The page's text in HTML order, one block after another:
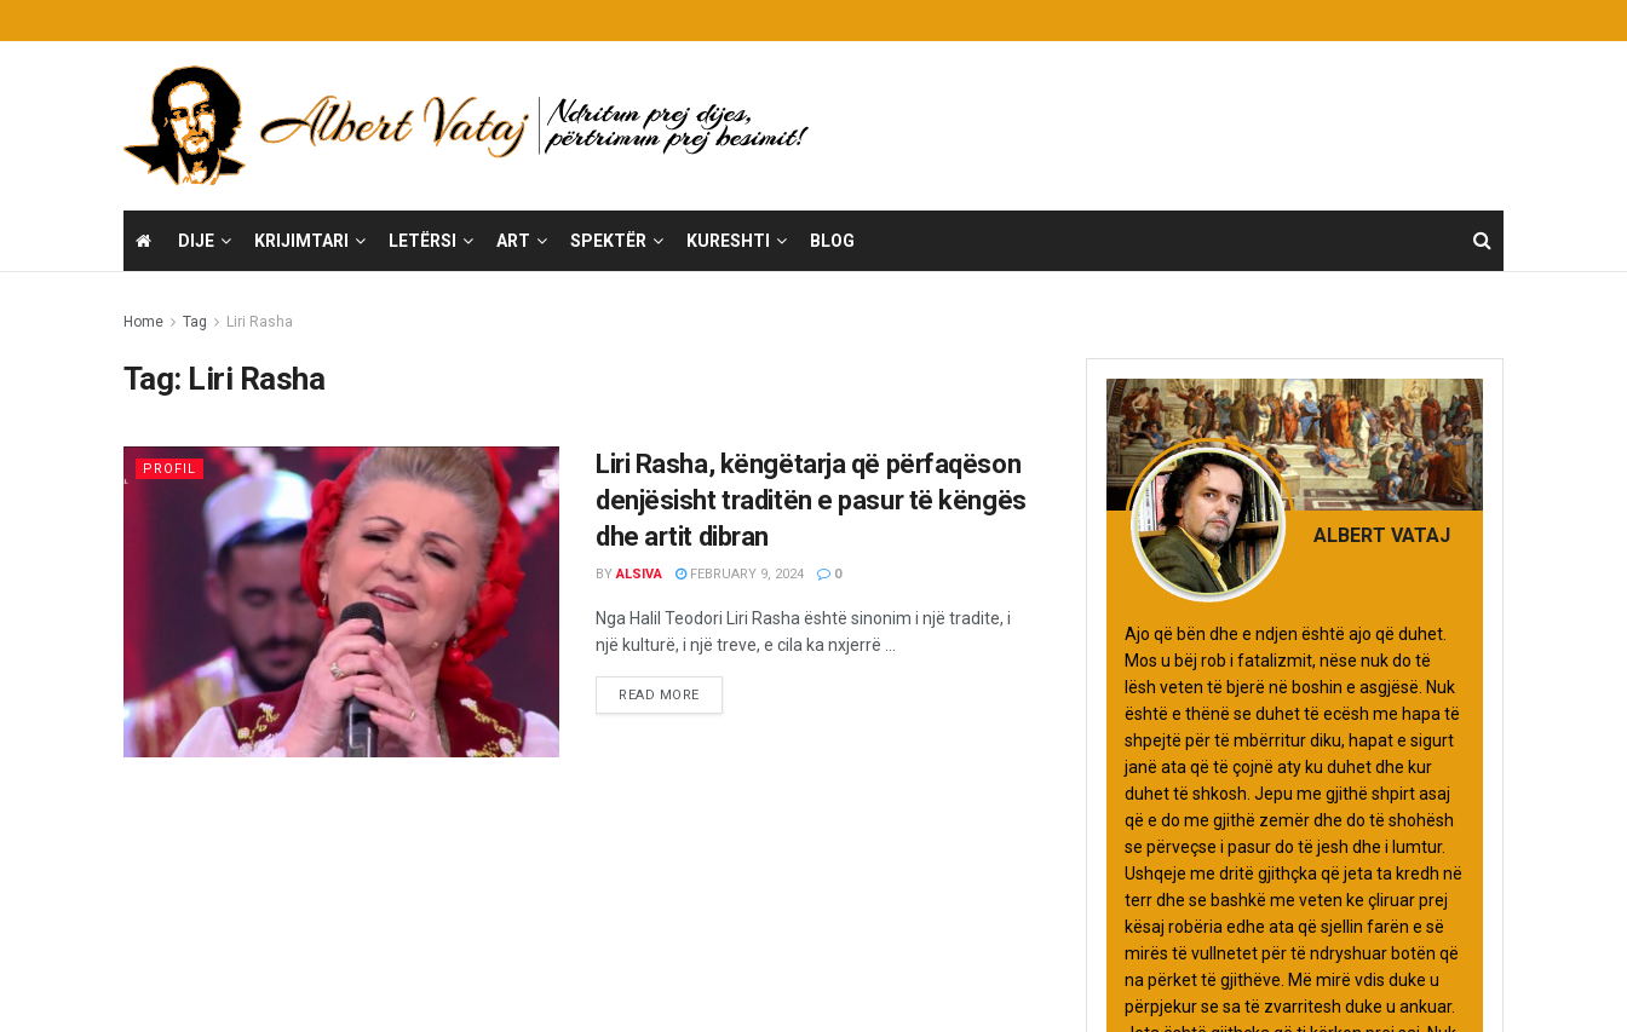
DIJE KRIJIMTARI LETËRSI ART SPEKTËR KURESHTI BLOG
Home Tag Liri Rasha
Tag: Liri Rasha
PROFIL
Liri Rasha, këngëtarja që përfaqëson
denjësisht traditën e pasur të këngës
dhe artit dibran
BY ALSIVA FEBRUARY 9, 2024 0
Nga Halil Teodori Liri Rasha është sinonim i një tradite, i
një kulturë, i një treve, e cila ka nxjerrë ...
READ MORE
ALBERT VATAJ
Ajo që bën dhe e ndjen është ajo që duhet.
Mos u bëj rob i fatalizmit, nëse nuk do të
lësh veten të bjerë në boshin e asgjësë. Nuk
është e thënë se duhet të ecësh me hapa të
shpejtë për të mbërritur diku, hapat e sigurt
janë ata që të çojnë aty ku duhet dhe kur
duhet të shkosh. Jepu me gjithë shpirt asaj
që e do me gjithë zemër dhe do të shohësh
se përveçse i pasur do të jesh dhe i lumtur.
Ushqeje me dritë gjithçka që jeta ta kredh në
terr dhe se bashkë me veten ke çliruar prej
kësaj robëria edhe ata që sjellin farën e së
mirës të vullnetet për të ndryshuar botën që
na përket të gjithëve. Më mirë vdis duke u
përpjekur se sa të zvarritesh duke u ankuar.